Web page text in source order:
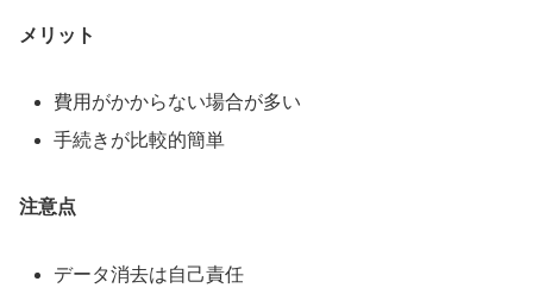
メリット
費用がかからない場合が多い
手続きが比較的簡単
注意点
データ消去は自己責任